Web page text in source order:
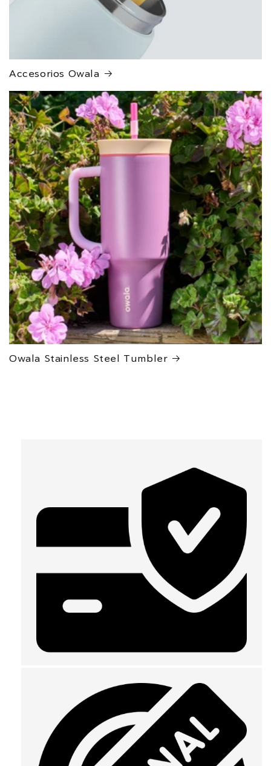
Accesorios Owala
Owala Stainless Steel Tumbler